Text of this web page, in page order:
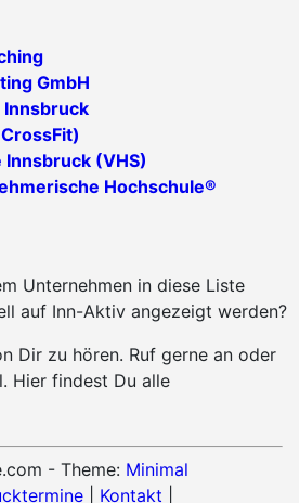
GmbH
Innsbruck
(VHS)
Hochschule®
Unternehmen in diese Liste
auf Inn-Aktiv angezeigt werden?
Dir zu hören. Ruf gerne an oder
Hier findest Du alle
- Theme: Minimal
Kontakt